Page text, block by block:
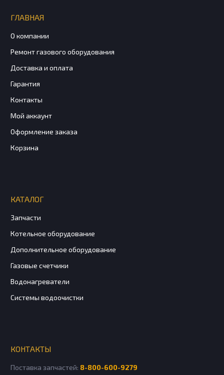
ГЛАВНАЯ
О компании
Ремонт газового оборудования
Доставка и оплата
Гарантия
Контакты
Мой аккаунт
Оформление заказа
Корзина
КАТАЛОГ
Запчасти
Котельное оборудование
Дополнительное оборудование
Газовые счетчики
Водонагреватели
Системы водоочистки
КОНТАКТЫ
Поставка запчастей: 8-800-600-9279